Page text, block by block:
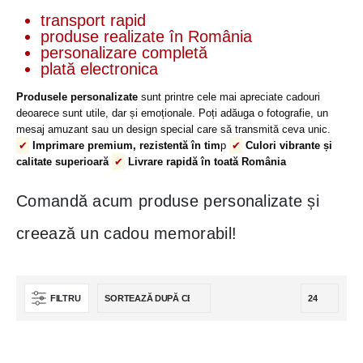
transport rapid
produse realizate în România
personalizare completă
plată electronica
Produsele personalizate sunt printre cele mai apreciate cadouri
deoarece sunt utile, dar și emoționale. Poți adăuga o fotografie, un
mesaj amuzant sau un design special care să transmită ceva unic.
✔
Imprimare premium, rezistentă în timp ✔ Culori vibrante și
calitate superioară ✔ Livrare rapidă în toată România
Comandă acum produse personalizate și
creează un cadou memorabil!
FILTRU
Contul meu
Despre noi
Magazin
LEGAL
Metode de plată
Politica de confidențialitate
vrei o cană care să-ți aducă zâmbetul pe buze, un tricou care să te
reprezinte, o placă de ardezie elegantă sau echipamente sportive